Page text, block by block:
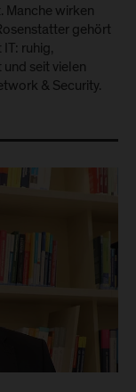
Manche wirken
gehört
ruhig,
seit vielen
& Security.